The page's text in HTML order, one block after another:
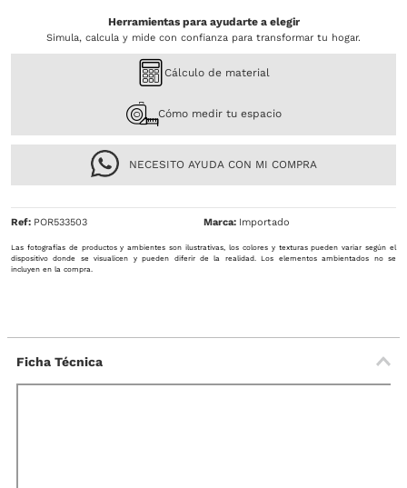
Herramientas para ayudarte a elegir
Simula, calcula y mide con confianza para transformar tu hogar.
Cálculo de material
Cómo medir tu espacio
NECESITO AYUDA CON MI COMPRA
Ref: POR533503 Importado
Las fotografías de productos y ambientes son ilustrativas, los colores y texturas pueden variar según el
dispositivo donde se visualicen y pueden diferir de la realidad. Los elementos ambientados no se
incluyen en la compra.
Ficha Técnica